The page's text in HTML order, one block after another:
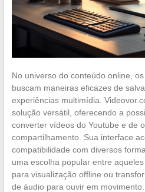
No universo do conteúdo online,
buscam maneiras eficazes de
experiências multimídia.
solução versátil, oferecendo a
converter vídeos do Youtube e de
compartilhamento. Sua interface
compatibilidade com diversos
uma escolha popular entre
para visualização offline ou
de áudio para ouvir em